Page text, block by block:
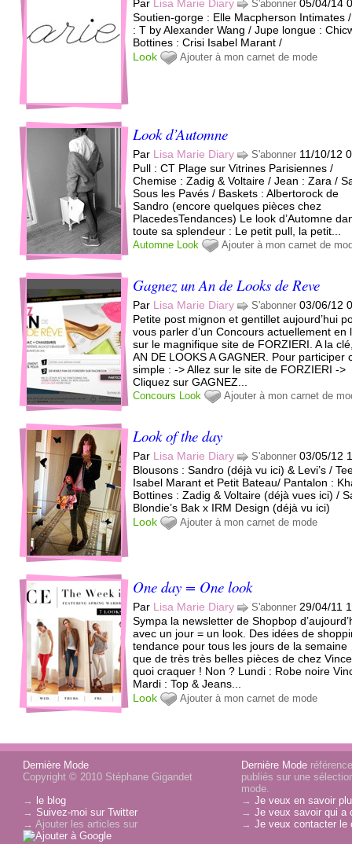
Par Lisa Marie Diary S'abonner 05/04/14
Soutien-gorge : Elle Macpherson Intimates
: T by Alexander Wang / Jupe longue :
Bottines : Crisi Isabel Marant /
Look
Ajouter à mon carnet de mode
Look d’Automne
Par Lisa Marie Diary S'abonner 11/10/12
Pull : CT Plage sur Vitrines Parisiennes /
Chemise : Zadig & Voltaire / Jean : Zara /
Sous les Pavés / Baskets : Albertorock de
Sandro (encore quelques pièces chez
PlacedesTendances) Le look d’Automne
toute sa splendeur : Le petit pull, la petit...
Automne Look Ajouter à mon carnet de
Gagnez un An de Looks de Reve
Par Lisa Marie Diary S'abonner 03/06/12
Petite post mignon et gentillet aujourd’hui
vous parler d’un Concours actuellement en
sur le magnifique site de FORZIERI. A la
AN DE LOOKS A GAGNER. Pour participer
simple : -> Allez sur le site de FORZIERI ->
Cliquez sur GAGNEZ...
Concours Look Ajouter à mon carnet de
Look of the day
Par Lisa Marie Diary S'abonner 03/05/12
Blousons : Sandro (déjà vu ici) & Levi’s /
Isabel Marant et Petit Bateau/ Pantalon :
Bottines : Zadig & Voltaire (déjà vues ici) /
Blondie’s Bak x IRM Design (déjà vu ici)
Look
Ajouter à mon carnet de mode
One day = One look
Par Lisa Marie Diary S'abonner 29/04/11
Sympa la newsletter de Shopbop
avec un jour = un look. Des idées de
tendance pour tous les jours de la
que de très très belles pièces de chez
quoi craquer ! Non ? Lundi : Robe noire
Mardi : Top & Jeans...
Look
Ajouter à mon carnet de mode
Dernière Mode
Copyright © 2010 Stéphane Gigandet
→
le blog
→ Suivez-moi sur Twitter
→ Ajouter les articles sur
Dernière Mode
publiés sur une
mode.
→Je veux en savoir
→Je veux savoir qui a
→Je veux contacter le